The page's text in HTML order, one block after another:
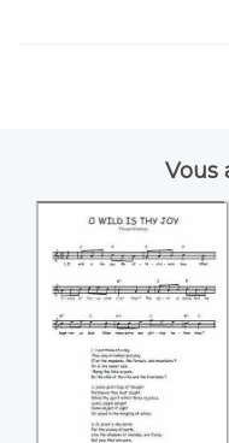
Vous
O wild is thy joy
(Thomas Hastings)